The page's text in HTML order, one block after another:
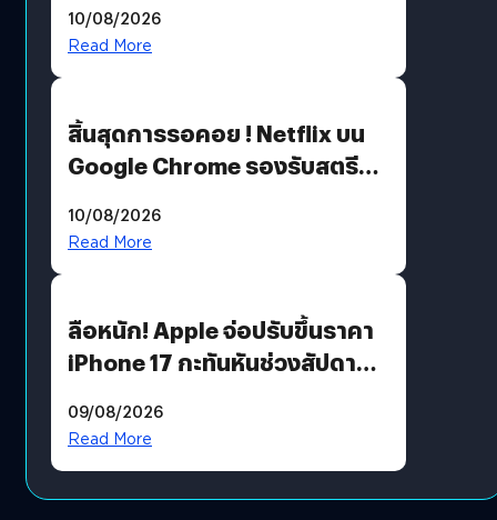
เติมเต็มความหมายวันแม่ปีนี้
10/08/2026
Read More
สิ้นสุดการรอคอย ! Netflix บน
Google Chrome รองรับสตรีม
เงื่อนไขที่กำหนด
10/08/2026
Read More
ลือหนัก! Apple จ่อปรับขึ้นราคา
iPhone 17 กะทันหันช่วงสัปดาห์ที่
09/08/2026
Read More